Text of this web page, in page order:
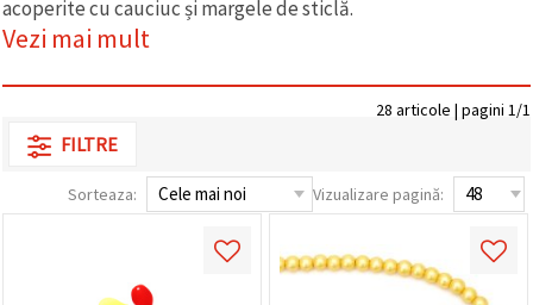
corectă a
site-ului,
acordul
dumneavoastră,
acoperite cu cauciuc și margele de sticlă.
Vezi mai mult
28 articole | pagini 1/1
FILTRE
Sorteaza: Vizualizare pagină: